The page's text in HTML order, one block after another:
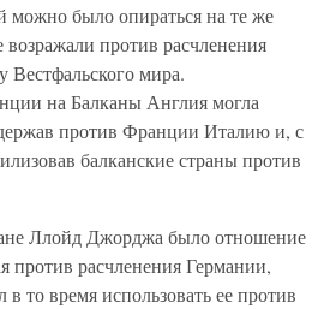
было опираться на те же
против расчленения
мира.
на Балканы Англия могла
против Франции Италию и, с
балканские страны против
Ллойд Джорджа было отношение
против расчленения Германии,
то время использовать ее против